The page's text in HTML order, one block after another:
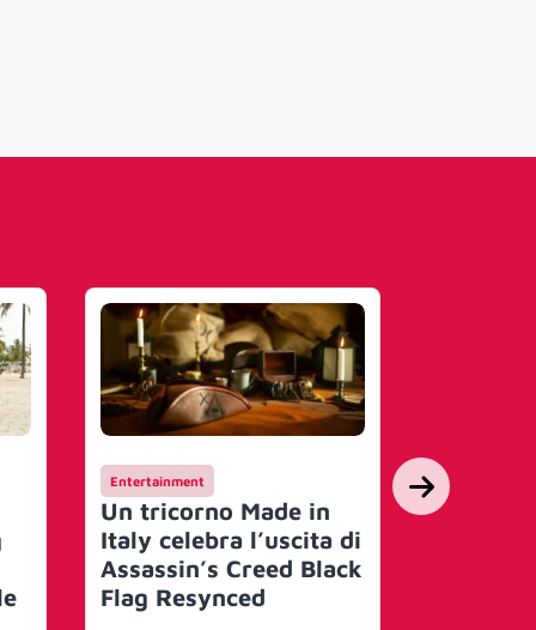
Entertainment
Un tricorno Made in
Italy celebra l’uscita di
Assassin’s Creed Black
Flag Resynced
Campagne
Hay